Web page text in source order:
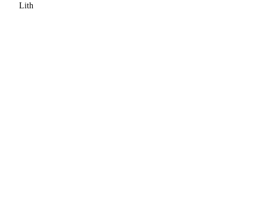
Lith